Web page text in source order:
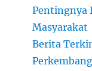
Pentingnya
Masyarakat
Berita